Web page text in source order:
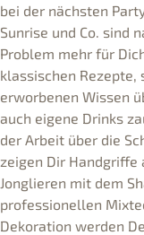
bei der nächsten
Sunrise und Co. sind
Problem mehr für
klassischen Rezepte,
erworbenen Wissen
auch eigene Drinks
der Arbeit über die
zeigen Dir
Jonglieren mit dem
professionellen
Dekoration werden